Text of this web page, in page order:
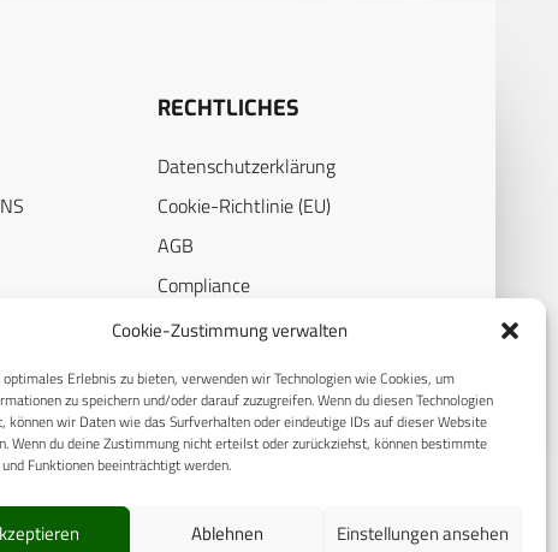
Cookie-Zustimmung verwalten
Erlebnis zu bieten, verwenden wir Technologien wie Cookies, um
zu speichern und/oder darauf zuzugreifen. Wenn du diesen Technologien
können wir Daten wie das Surfverhalten oder eindeutige IDs auf dieser Website
Wenn du deine Zustimmung nicht erteilst oder zurückziehst, können bestimmte
Funktionen beeinträchtigt werden.
Ablehnen Einstellungen ansehen
RECHTLICHES
Datenschutzerklärung
Cookie-Richtlinie (EU)
AGB
Compliance
Impressum